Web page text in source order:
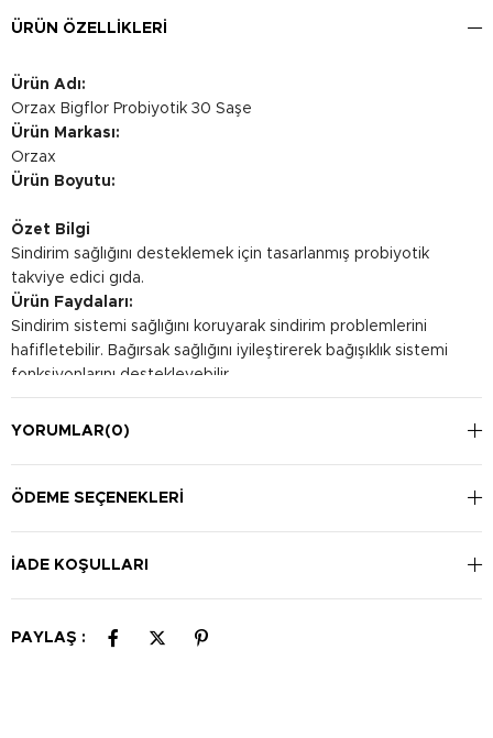
ÜRÜN ÖZELLIKLERI
Ürün Adı:
Orzax Bigflor Probiyotik 30 Saşe
Ürün Markası:
Orzax
Ürün Boyutu:
Özet Bilgi
Sindirim sağlığını desteklemek için tasarlanmış probiyotik
takviye edici gıda.
Ürün Faydaları:
Sindirim sistemi sağlığını koruyarak sindirim problemlerini
hafifletebilir. Bağırsak sağlığını iyileştirerek bağışıklık sistemi
fonksiyonlarını destekleyebilir.
Kullanım Şekli:
Tercihen yemekle birlikte günde bir saşe alınması önerilir.
YORUMLAR(0)
ÖDEME SEÇENEKLERI
İADE KOŞULLARI
PAYLAŞ :